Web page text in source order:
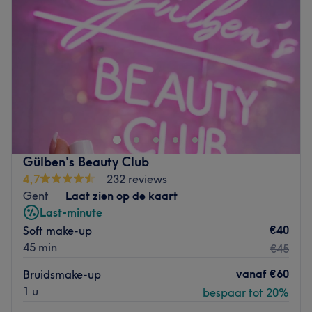
Vrijdag
09:45–
Zaterdag
09:45– 18:30
Zondag
Gesloten
Vlak bij het Sint-Pietersstation en het Citadel Park, te
midden van een leuke winkelstraat in het centrum van
Gent, vind je Manacor. Dit is een parfumerie die zowel
producten verkoopt als diverse verzorgingen geeft zoals
gelaatsverzorgingen, massages, manicures of visagie.
Manacor bestaat al sinds de vorige eeuw en heeft
onlangs een winkelvernieuwing ondergaan. Het team
ontvangt je graag in het salongedeelte voor een heerlijke
pampering van top tot teen.
Handig om te weten: het salon is rolstoeltoegankelijk.
Gülben's Beauty Club
4,7
232 reviews
Gent
Laat zien op de kaart
Last-minute
Soft make-up
45 min
€40
€45
Bruidsmake-up
1 u
vanaf €60
bespaar tot 20%